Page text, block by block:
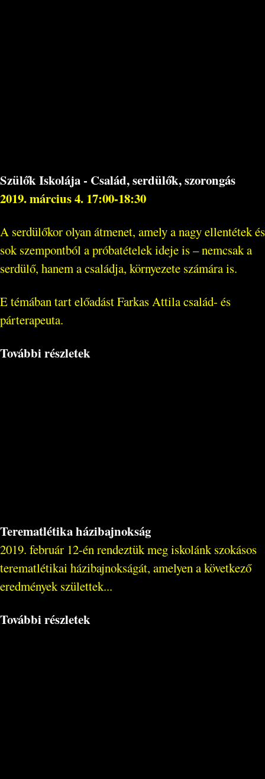
Szülők Iskolája - Család, serdülők, szorongás
2019. március 4. 17:00-18:30
A serdülőkor olyan átmenet, amely a nagy ellentétek és
sok szempontból a próbatételek ideje is – nemcsak a
serdülő, hanem a családja, környezete számára is.
E témában tart előadást Farkas Attila család- és
párterapeuta.
További részletek
Terematlétika házibajnokság
2019. február 12-én rendeztük meg iskolánk szokásos
terematlétikai házibajnokságát, amelyen a következő
eredmények születtek...
További részletek